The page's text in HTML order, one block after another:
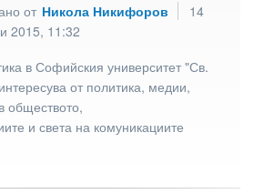
от Никола Никифоров
14
2015, 11:32
в Софийския университет "Св.
от политика, медии,
обществото,
и света на комуникациите